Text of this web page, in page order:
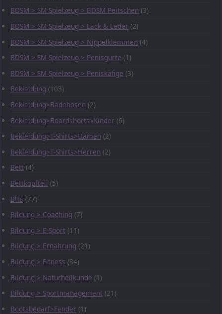
BDSM > SM Spielzeug > BDSM Peitschen (3)
BDSM > SM Spielzeug > Lack & Leder (2)
BDSM > SM Spielzeug > Nippelklemmen (4)
BDSM > SM Spielzeug > Penisgurte (1)
BDSM > SM Spielzeug > Peniskäfige (3)
Bekleidung (103)
Bekleidung>Badehosen (2)
Bekleidung>Boardshorts>Kinder (6)
Bekleidung>T-Shirts>Damen (2)
Bekleidung>T-Shirts>Herren (2)
Bett (4)
Bettkopfteil (5)
BHs (77)
Bildung > Coaching (7)
Bildung > E-Sport (11)
Bildung > Ernährung (21)
Bildung > Fitness (34)
Bildung > Naturheilkunde (1)
Bildung > Sportmanagement (21)
Bootsbedarf>Fender (1)